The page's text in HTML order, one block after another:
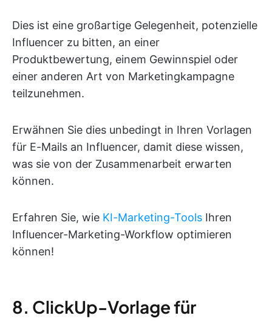
Dies ist eine großartige Gelegenheit, potenzielle
Influencer zu bitten, an einer
Produktbewertung, einem Gewinnspiel oder
einer anderen Art von Marketingkampagne
teilzunehmen.
Erwähnen Sie dies unbedingt in Ihren Vorlagen
für E-Mails an Influencer, damit diese wissen,
was sie von der Zusammenarbeit erwarten
können.
Erfahren Sie, wie KI-Marketing-Tools Ihren
Influencer-Marketing-Workflow optimieren
können!
8. ClickUp-Vorlage für